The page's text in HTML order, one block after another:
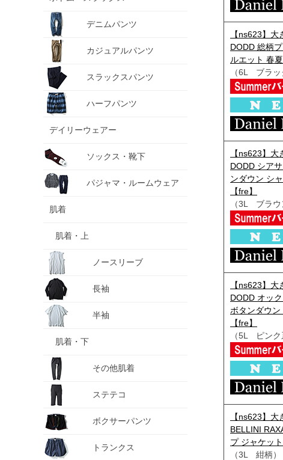
デニムパンツ
カジュアルパンツ
スラックスパンツ
ハーフパンツ
デイリーウェアー
ソックス・靴下
パジャマ・ルームウェア
肌着
肌着・上
ノースリーブ
長袖
半袖
肌着・下
その他肌着
ステテコ
ボクサーパンツ
トランクス
【ns623】
DODD 総柄
ルエット 春
（6L ブラッ
【ns623】
DODD シア
ンダウン シ
【fre】
（3L ブラウ
【ns623】
DODD オッ
ボタンダウ
【fre】
（5L ピンク
【ns623】
BELLINI
プ ジャケッ
（3L 紺柄）